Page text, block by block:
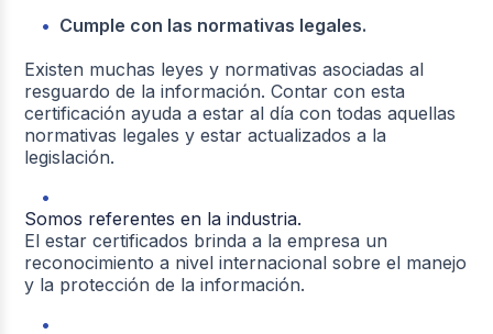
Cumple con las normativas legales.
Existen muchas leyes y normativas asociadas al
resguardo de la información. Contar con esta
certificación ayuda a estar al día con todas aquellas
normativas legales y estar actualizados a la
legislación.
Somos referentes en la industria.
El estar certificados brinda a la empresa un
reconocimiento a nivel internacional sobre el manejo
y la protección de la información.